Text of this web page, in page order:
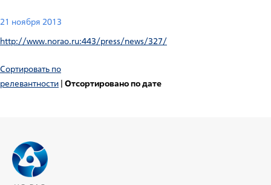
21 ноября 2013
http://www.norao.ru:443/press/news/327/
Сортировать по
релевантности | Отсортировано по дате